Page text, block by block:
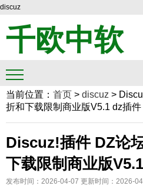
discuz
千欧中软
当前位置： 首页 > discuz >
折和下载限制商业版V5.1 dz插件
Discuz!插件 DZ论
下载限制商业版
发布时间：2026-04-07 更新时间：2026-